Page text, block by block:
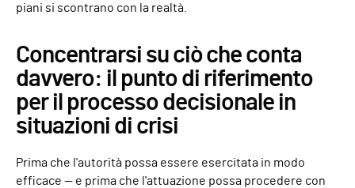
piani si scontrano con la realtà.
Concentrarsi su ciò che conta
davvero: il punto di riferimento
per il processo decisionale in
situazioni di crisi
Prima che l'autorità possa essere esercitata in modo
efficace — e prima che l'attuazione possa procedere con